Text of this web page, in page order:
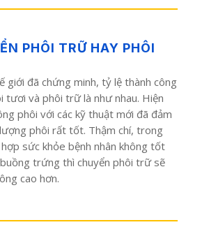
PHÔI TRỮ HAY PHÔI
giới đã chứng minh, tỷ lệ thành công
tươi và phôi trữ là như nhau. Hiện
phôi với các kỹ thuật mới đã đảm
phôi rất tốt. Thậm chí, trong
sức khỏe bệnh nhân không tốt
trứng thì chuyển phôi trữ sẽ
cao hơn.